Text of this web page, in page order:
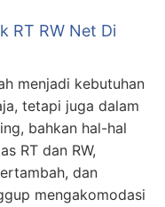
RT RW Net Di
menjadi kebutuhan
tetapi juga dalam
bahkan hal-hal
RT dan RW,
dan
mengakomodasi